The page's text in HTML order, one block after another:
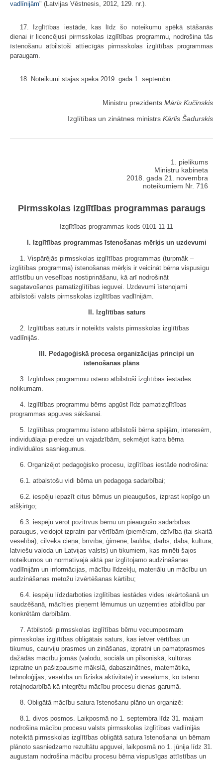
vadlīnijām" (Latvijas Vēstnesis, 2012, 129. nr.).
17. Izglītības iestāde, kas līdz šo noteikumu spēkā stāšanās
dienai ir licencējusi pirmsskolas izglītības programmu, nodrošina tās
īstenošanu atbilstoši attiecīgās pirmsskolas izglītības programmas
paraugam.
18. Noteikumi stājas spēkā 2019. gada 1. septembrī.
Ministru prezidents Māris Kučinskis
Izglītības un zinātnes ministrs Kārlis Šadurskis
1. pielikums
Ministru kabineta
2018. gada 21. novembra
noteikumiem Nr. 716
Pirmsskolas izglītības programmas paraugs
Izglītības programmas kods 0101 11 11
I. Izglītības programmas īstenošanas mērķis un uzdevumi
1. Vispārējās pirmsskolas izglītības programmas (turpmāk –
izglītības programma) īstenošanas mērķis ir veicināt bērna vispusīgu
attīstību un veselības nostiprināšanu, kā arī nodrošināt
sagatavošanos pamatizglītības ieguvei. Uzdevumi īstenojami
atbilstoši valsts pirmsskolas izglītības vadlīnijām.
II. Izglītības saturs
2. Izglītības saturs ir noteikts valsts pirmsskolas izglītības
vadlīnijās.
III. Pedagoģiskā procesa organizācijas principi un
īstenošanas plāns
3. Izglītības programmu īsteno atbilstoši izglītības iestādes
nolikumam.
4. Izglītības programmu bērns apgūst līdz pamatizglītības
programmas apguves sākšanai.
5. Izglītības programmu īsteno atbilstoši bērna spējām, interesēm,
individuālajai pieredzei un vajadzībām, sekmējot katra bērna
individuālos sasniegumus.
6. Organizējot pedagoģisko procesu, izglītības iestāde nodrošina:
6.1. atbalstošu vidi bērna un pedagoga sadarbībai;
6.2. iespēju iepazīt citus bērnus un pieaugušos, izprast kopīgo un
atšķirīgo;
6.3. iespēju vērot pozitīvus bērnu un pieaugušo sadarbības
paraugus, veidojot izpratni par vērtībām (piemēram, dzīvība (tai skaitā
veselība), cilvēka cieņa, brīvība, ģimene, laulība, darbs, daba, kultūra,
latviešu valoda un Latvijas valsts) un tikumiem, kas minēti šajos
noteikumos un normatīvajā aktā par izglītojamo audzināšanas
vadlīnijām un informācijas, mācību līdzekļu, materiālu un mācību un
audzināšanas metožu izvērtēšanas kārtību;
6.4. iespēju līdzdarboties izglītības iestādes vides iekārtošanā un
saudzēšanā, mācīties pieņemt lēmumus un uzņemties atbildību par
konkrētām darbībām.
7. Atbilstoši pirmsskolas izglītības bērnu vecumposmam
pirmsskolas izglītības obligātais saturs, kas ietver vērtības un
tikumus, caurviju prasmes un zināšanas, izpratni un pamatprasmes
dažādās mācību jomās (valodu, sociālā un pilsoniskā, kultūras
izpratne un pašizpausme mākslā, dabaszinātnes, matemātika,
tehnoloģijas, veselība un fiziskā aktivitāte) ir veselums, ko īsteno
rotaļnodarbībā kā integrētu mācību procesu dienas garumā.
8. Obligātā mācību satura īstenošanu plāno un organizē:
8.1. divos posmos. Laikposmā no 1. septembra līdz 31. maijam
nodrošina mācību procesu valsts pirmsskolas izglītības vadlīnijās
noteiktā pirmsskolas izglītības obligātā satura īstenošanai un bērnam
plānoto sasniedzamo rezultātu apguvei, laikposmā no 1. jūnija līdz 31.
augustam nodrošina mācību procesu bērna vispusīgas attīstības un